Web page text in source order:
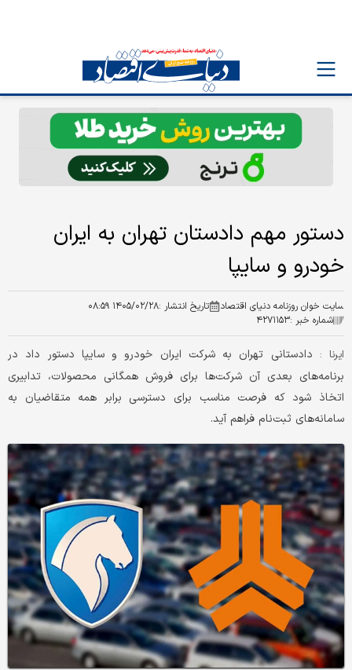
دستور مهم دادستان تهران به ایران
خودرو و سایپا
سایت خوان روزنامه دنیای اقتصاد تاریخ انتشار :۱۴۰۵/۰۲/۲۸ ۰۸:۵۹
شماره خبر :۴۲۷۱۱۵۳
ایرنا : دادستانی تهران به شرکت ایران خودرو و سایپا دستور داد در
برنامه‌های بعدی آن شرکت‌ها برای فروش همگانی محصولات، تدابیری
اتخاذ شود که فرصت مناسب برای دسترسی برابر همه متقاضیان به
سامانه‌های ثبت‌نام فراهم آید.